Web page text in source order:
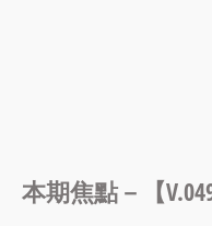
本期焦點－【